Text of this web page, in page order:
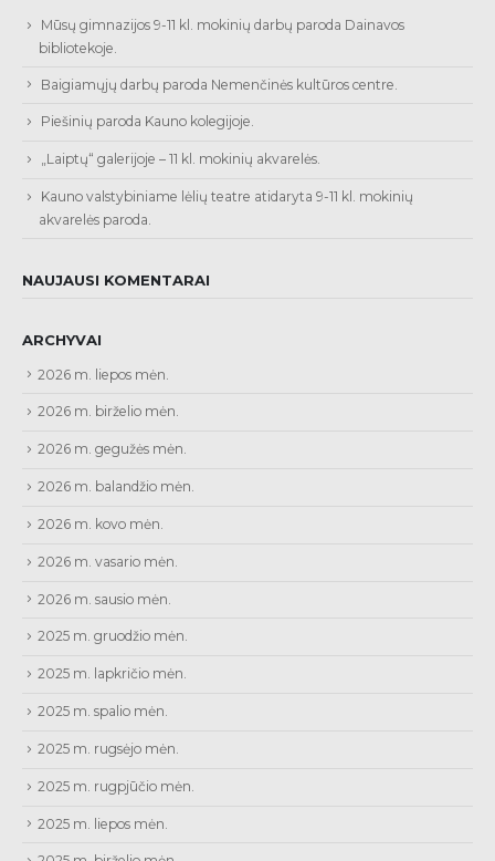
Mūsų gimnazijos 9-11 kl. mokinių darbų paroda Dainavos
bibliotekoje.
Baigiamųjų darbų paroda Nemenčinės kultūros centre.
Piešinių paroda Kauno kolegijoje.
„Laiptų“ galerijoje – 11 kl. mokinių akvarelės.
Kauno valstybiniame lėlių teatre atidaryta 9-11 kl. mokinių
akvarelės paroda.
NAUJAUSI KOMENTARAI
ARCHYVAI
2026 m. liepos mėn.
2026 m. birželio mėn.
2026 m. gegužės mėn.
2026 m. balandžio mėn.
2026 m. kovo mėn.
2026 m. vasario mėn.
2026 m. sausio mėn.
2025 m. gruodžio mėn.
2025 m. lapkričio mėn.
2025 m. spalio mėn.
2025 m. rugsėjo mėn.
2025 m. rugpjūčio mėn.
2025 m. liepos mėn.